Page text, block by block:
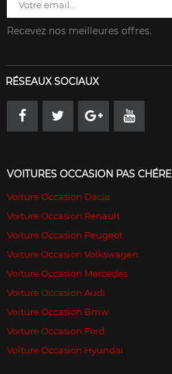
Recevez nos meilleures offres.
RÉSEAUX SOCIAUX
VOITURES OCCASION PAS CHÉRE
Voiture Occasion Dacia
Voiture Occasion Renault
Voiture Occasion Peugeot
Voiture Occasion Volkswagen
Voiture Occasion Mercedes
Voiture Occasion Audi
Voiture Occasion Bmw
Voiture Occasion Ford
Voiture Occasion Hyundai